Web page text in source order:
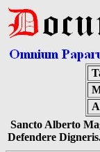
Sancto Alberto
Defendere